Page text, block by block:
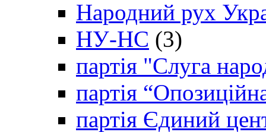
Народний рух
НУ-НС (3)
партія "Слуга
партія
партія Єдиний